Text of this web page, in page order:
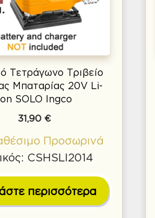
Τετράγωνο Τριβείο
Μπαταρίας 20V Li-
SOLO Ingco
31,90€
Προσωρινά
CSHSLI2014
περισσότερα